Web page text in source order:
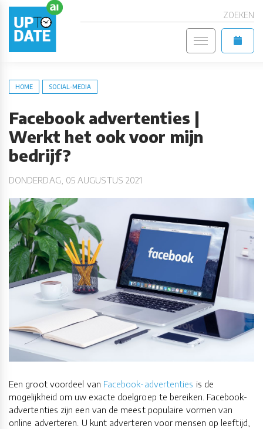
ZOEKEN
HOME SOCIAL-MEDIA
Facebook advertenties |
Werkt het ook voor mijn
bedrijf?
DONDERDAG, 05 AUGUSTUS 2021
Een groot voordeel van Facebook-advertenties is de
mogelijkheid om uw exacte doelgroep te bereiken. Facebook-
advertenties zijn een van de meest populaire vormen van
online adverteren. U kunt adverteren voor mensen op leeftijd,